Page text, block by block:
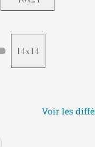
Voir les